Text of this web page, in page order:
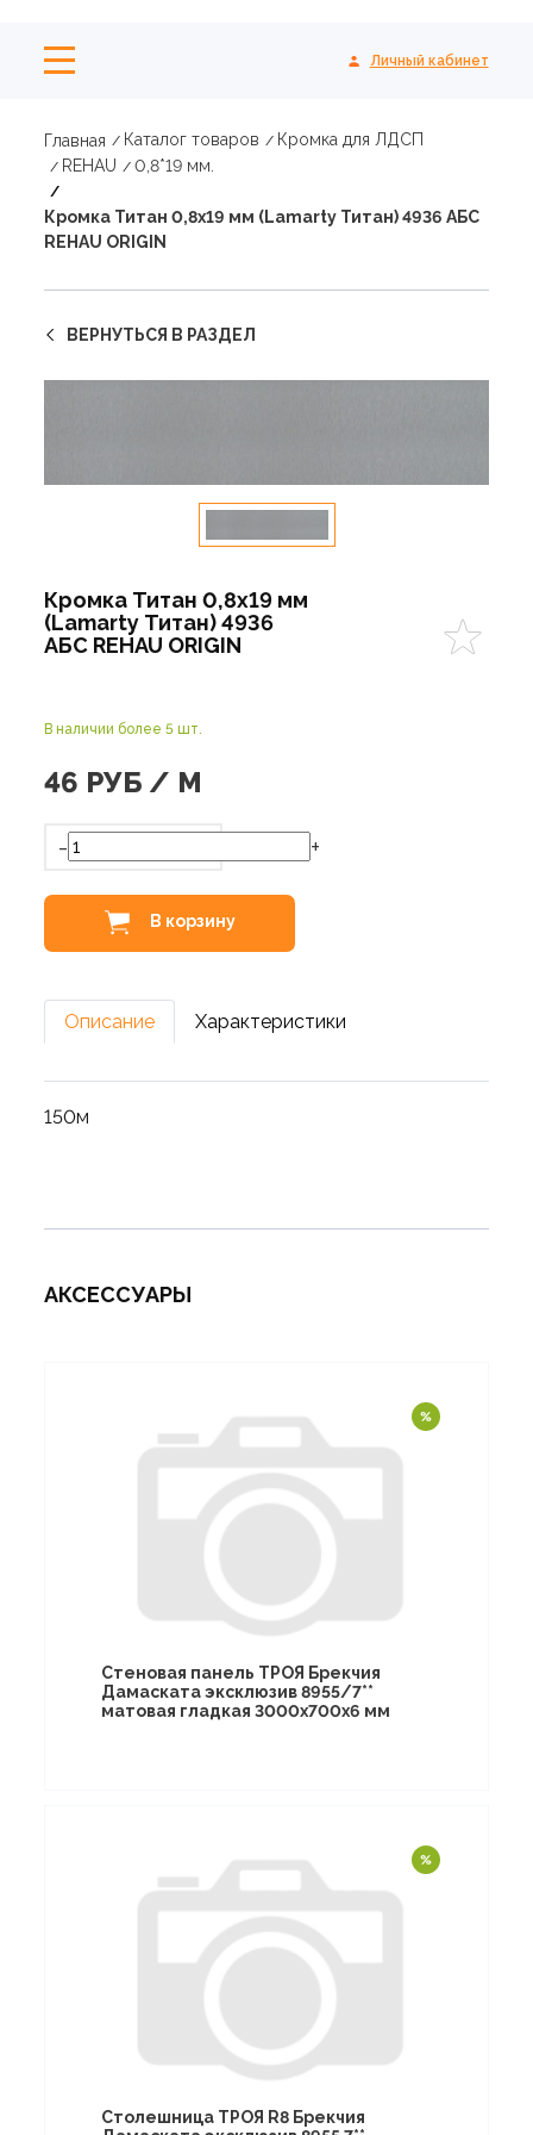
Личный кабинет
Главная Каталог товаров
Кромка для ЛДСП
REHAU
0,8*19 мм.
Кромка Титан 0,8х19 мм (Lamarty Титан) 4936 АБС
REHAU ORIGIN
ВЕРНУТЬСЯ В РАЗДЕЛ
Кромка Титан 0,8х19 мм
(Lamarty Титан) 4936
АБС REHAU ORIGIN
В наличии более 5 шт.
46 РУБ / М
- +
В корзину
Описание Характеристики
150м
АКСЕССУАРЫ
Стеновая панель ТРОЯ Брекчия
Дамаската эксклюзив 8955/7**
матовая гладкая 3000х700х6 мм
Столешница ТРОЯ R8 Брекчия